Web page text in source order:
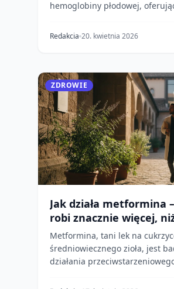
hemoglobiny płodowej,
Redakcia 20. kwietnia 2026
ZDROWIE
Jak działa metformina
robi znacznie więcej,
Metformina, tani lek na
średniowiecznego zioła, jest
działania